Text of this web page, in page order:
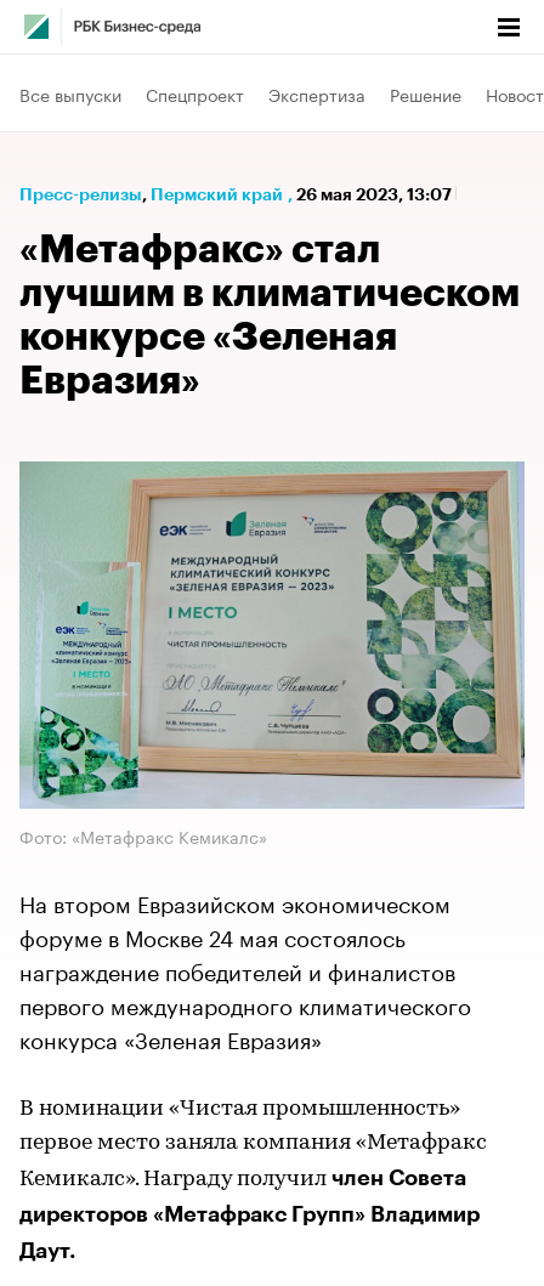
Все выпуски Спецпроект Экспертиза Решение
Пресс-релизы⁠, Пермский край , 26 мая 2023, 13:07
«Метафракс» стал
лучшим в климатическом
конкурсе «Зеленая
Евразия»
Фото: «Метафракс Кемикалс»
На втором Евразийском экономическом
форуме в Москве 24 мая состоялось
награждение победителей и финалистов
первого международного климатического
конкурса «Зеленая Евразия»
В номинации «Чистая промышленность»
первое место заняла компания «Метафракс
Кемикалс». Награду получил член Совета
директоров «Метафракс Групп» Владимир
Даут.